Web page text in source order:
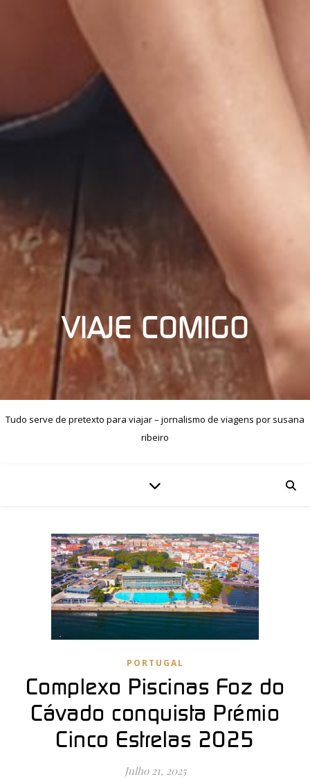
VIAJE COMIGO
Tudo serve de pretexto para viajar – jornalismo de viagens por susana
ribeiro
PORTUGAL
Complexo Piscinas Foz do
Cávado conquista Prémio
Cinco Estrelas 2025
Julho 21, 2025